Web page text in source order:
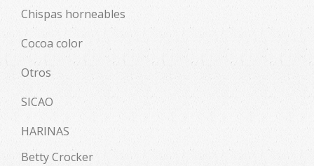
Chispas horneables
Cocoa color
Otros
SICAO
HARINAS
Betty Crocker